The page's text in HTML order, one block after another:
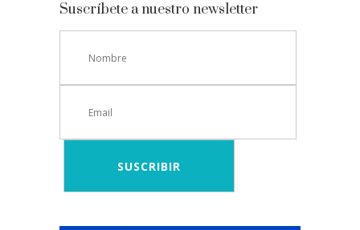
Suscríbete a nuestro newsletter